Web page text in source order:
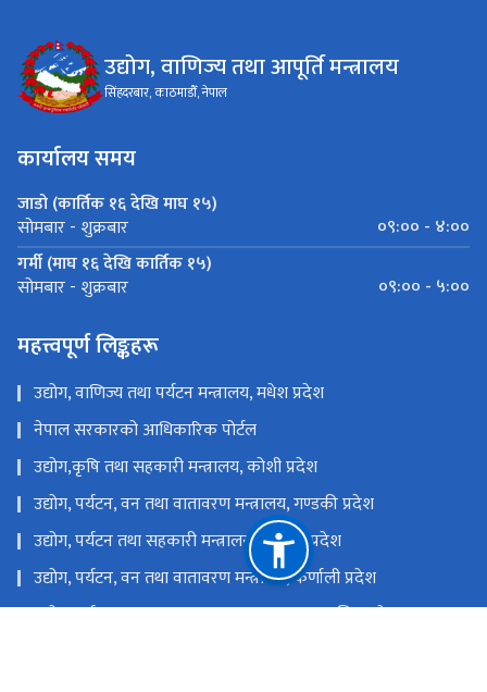
उद्योग, वाणिज्य तथा आपूर्ति मन्त्रालय
सिंहदरबार, काठमाडौँ, नेपाल
कार्यालय समय
जाडो (कार्तिक १६ देखि माघ १५)
सोमबार - शुक्रबार
०९:०० - ४:००
गर्मी (माघ १६ देखि कार्तिक १५)
सोमबार - शुक्रबार ०९:०० - ५:००
महत्त्वपूर्ण लिङ्कहरू
उद्योग, वाणिज्य तथा पर्यटन मन्त्रालय, मधेश प्रदेश
नेपाल सरकारको आधिकारिक पोर्टल
उद्योग,कृषि तथा सहकारी मन्त्रालय, कोशी प्रदेश
उद्योग, पर्यटन, वन तथा वातावरण मन्त्रालय, गण्डकी प्रदेश
उद्योग, पर्यटन तथा सहकारी मन्त्रालय, लुम्बिनी प्रदेश
उद्योग, पर्यटन, वन तथा वातावरण मन्त्रालय, कर्णाली प्रदेश
उद्योग, पर्यटन, वन तथा वातावरण मन्त्रालय, सुदुर पश्चिम प्रदेश